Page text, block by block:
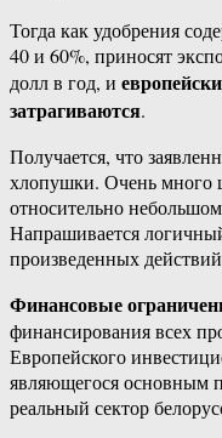
Тогда как удобрения
40 и 60%, приносят
долл в год, и
затрагиваются.
Получается, что
хлопушки. Очень много
относительно
Напрашивается
произведенных
Финансовые
финансирования всех
Европейского
являющегося основным
реальный сектор